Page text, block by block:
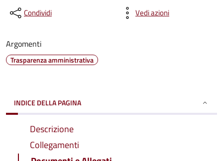
Condividi Vedi azioni
Argomenti
Trasparenza amministrativa
INDICE DELLA PAGINA
Descrizione
Collegamenti